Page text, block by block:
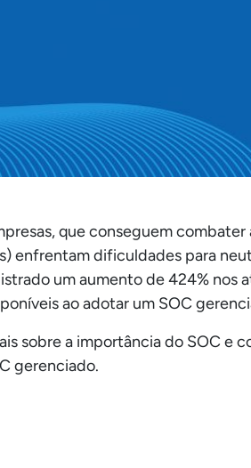
que conseguem
enfrentam dificuldades para
um aumento de 424%
ao adotar um SOC
sobre a importância do SOC
gerenciado.